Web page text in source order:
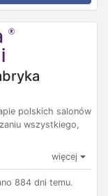
polskich salonów
wszystkiego,
więcej
884 dni temu.